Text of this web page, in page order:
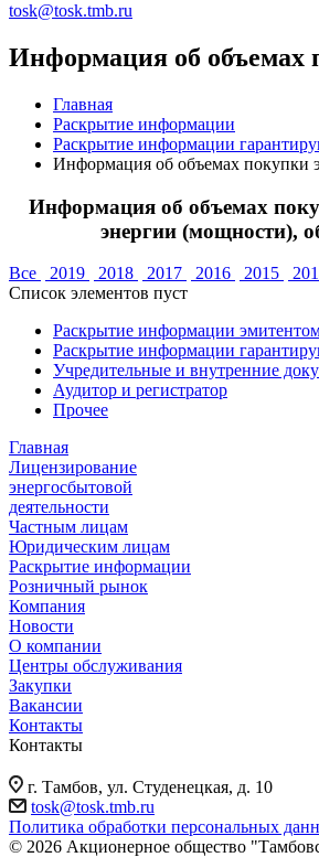
tosk@tosk.tmb.ru
Информация об объемах
Главная
Раскрытие информации
Раскрытие информации
Информация об объемах покупки
Информация об объемах
энергии (мощности),
Все 2019 2018 2017 2016 2015
Список элементов пуст
Раскрытие информации
Раскрытие информации
Учредительные и внутренние
Аудитор и регистратор
Прочее
Главная
Лицензирование
энергосбытовой
деятельности
Частным лицам
Юридическим лицам
Раскрытие информации
Розничный рынок
Компания
Новости
О компании
Центры обслуживания
Закупки
Вакансии
Контакты
Контакты
г. Тамбов, ул. Студенецкая, д. 10
tosk@tosk.tmb.ru
Политика обработки персональных
© 2026 Акционерное общество